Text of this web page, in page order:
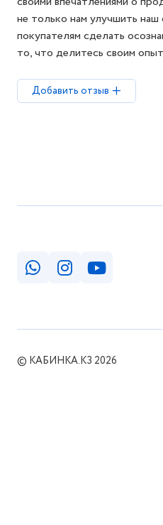
не только нам улучшить наш
покупателям сделать
то, что делитесь своим
Добавить отзыв
© КАБИНКА.КЗ 2026